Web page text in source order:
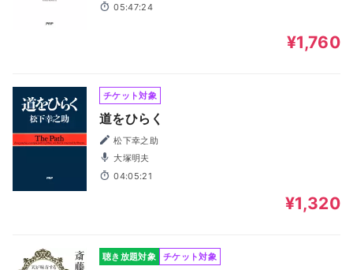
05:47:24
¥1,760
チケット対象
道をひらく
松下幸之助
大塚明夫
04:05:21
¥1,320
聴き放題対象 チケット対象